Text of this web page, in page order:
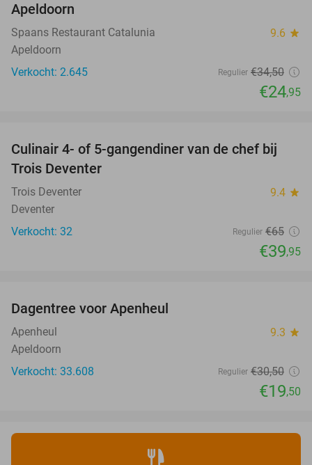
Apeldoorn
Spaans Restaurant Catalunia 9.6 star
Apeldoorn
Verkocht: 2.645
Regulier €34,50
€24,95
39%
Culinair 4- of 5-gangendiner van de chef bij
Trois Deventer
Trois Deventer 9.4 star
Deventer
Verkocht: 32
Regulier €65
€39,95
Dagentree voor Apenheul
Apenheul 9.3 star
Apeldoorn
Verkocht: 33.608
Regulier €30,50
€19,50